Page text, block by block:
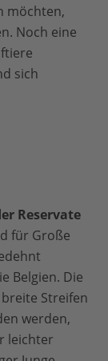
möchten,
Noch eine
sich
Reservate
für Große
Belgien. Die
Streifen
werden,
leichter